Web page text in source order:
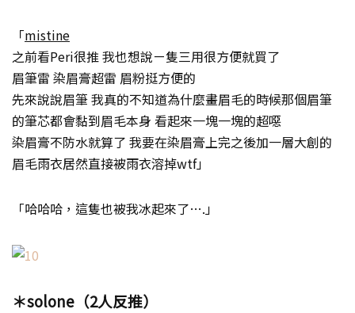
「mistine
之前看Peri很推 我也想說ㄧ隻三用很方便就買了
眉筆雷 染眉膏超雷 眉粉挺方便的
先來說說眉筆 我真的不知道為什麼畫眉毛的時候那個眉筆
的筆芯都會黏到眉毛本身 看起來一塊一塊的超噁
染眉膏不防水就算了 我要在染眉膏上完之後加一層大創的
眉毛雨衣居然直接被雨衣溶掉wtf」
「哈哈哈，這隻也被我冰起來了….」
＊solone（2人反推）